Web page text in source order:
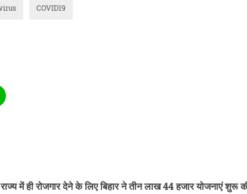
COVID19
में ही रोजगार देने के लिए बिहार ने तीन लाख 44 हजार योजनाएं शुरू